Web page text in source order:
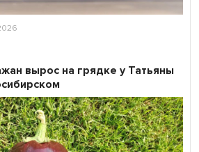
вырос на грядке у Татьяны